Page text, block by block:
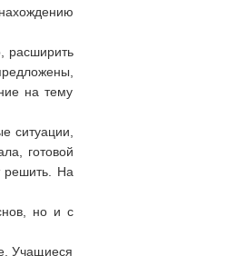
расширить
на тему
ситуации,
готовой
решить. На
но и с
Учащиеся